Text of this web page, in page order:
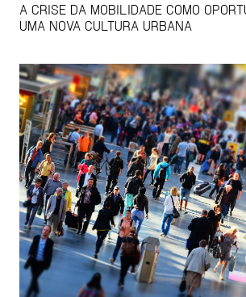
A CRISE DA MOBILIDADE COMO
UMA NOVA CULTURA URBANA